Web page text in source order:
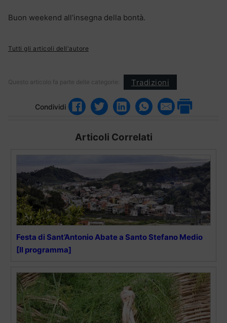
Buon weekend all’insegna della bontà.
Tutti gli articoli dell'autore
Questo articolo fa parte delle categorie: Tradizioni
Condividi
Articoli Correlati
Festa di Sant’Antonio Abate a Santo Stefano Medio
[Il programma]